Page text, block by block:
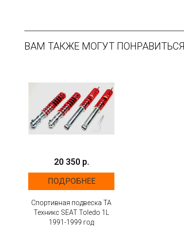
ВАМ ТАКЖЕ МОГУТ ПОНРАВИТЬСЯ
20 350 р.
ПОДРОБНЕЕ
Спортивная подвеска ТА
Техникс SEAT Toledo 1L
1991-1999 год